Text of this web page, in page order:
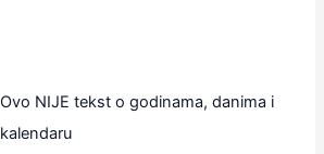
Ovo NIJE tekst o godinama, danima i
kalendaru